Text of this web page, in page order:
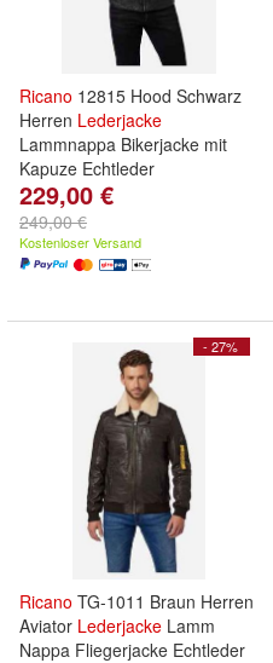
Ricano 12815 Hood Schwarz
Herren Lederjacke
Lammnappa Bikerjacke mit
Kapuze Echtleder
229,00 €
249,00 €
Kostenloser Versand
- 27%
Ricano TG-1011 Braun Herren
Aviator Lederjacke Lamm
Nappa Fliegerjacke Echtleder